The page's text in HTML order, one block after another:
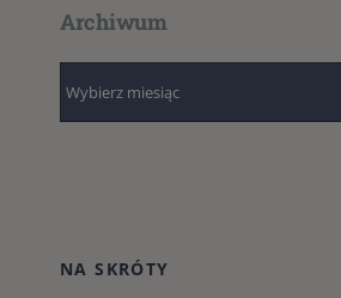
Archiwum
NA SKRÓTY